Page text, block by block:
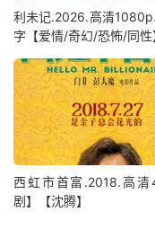
利未记.2026.高清
字【爱情/奇幻/恐怖/同性
西虹市首富.2018.高清
剧】【沈腾】